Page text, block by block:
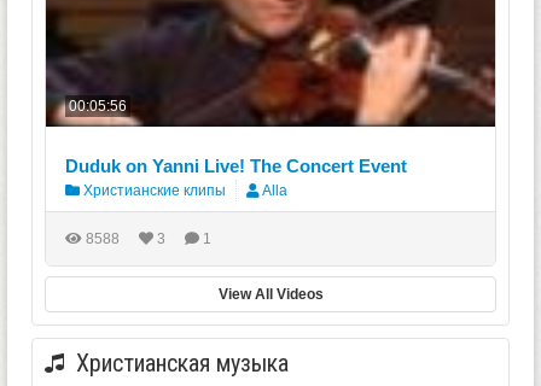
00:05:56
Duduk on Yanni Live! The Concert Event
Христианские клипы Alla
8588 3 1
View All Videos
Христианская музыка